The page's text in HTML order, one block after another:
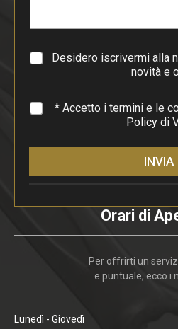
g
a
f
Desidero iscrivermi alla
novità e
* * Accetto i termini e le
Policydi
INVIA
Orari di
Per offrirti un
e puntuale, ecco i
Lunedì - Giovedì